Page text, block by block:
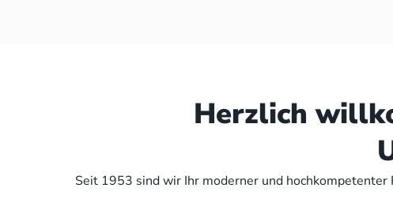
Herzlich
Seit 1953 sind wir Ihr moderner und